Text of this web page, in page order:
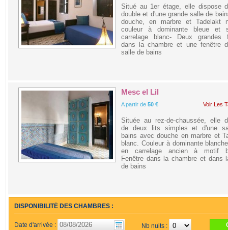
Situé au 1er étage, elle dispose
double et d'une grande salle de
douche, en marbre et Tadelakt
couleur à dominante bleue et
carrelage blanc- Deux grandes
dans la chambre et une fenêtre
salle de bains
Mesc el Lil
A partir de 50 € Voir Les
Située au rez-de-chaussée, elle
de deux lits simples et d'une
bains avec douche en marbre et
blanc. Couleur à dominante
en carrelage ancien à motif
Fenêtre dans la chambre et dans
de bains
DISPONIBILITÉ DES CHAMBRES :
Date d'arrivée : Nb nuits :